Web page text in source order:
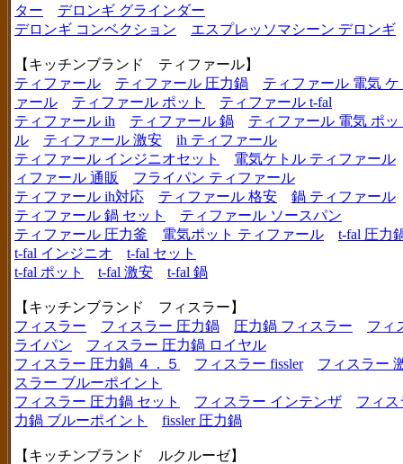
ター
デロンギ グラインダー
デロンギ コンベクション
エスプレッソマシーン デロンギ
【キッチンブランド ティファール】
ティファール
ティファール 圧力鍋
ティファール 電気 ケ
ァール
ティファール ポット
ティファール t-fal
ティファール ih
ティファール 鍋
ティファール 電気 ポッ
ル
ティファール 激安
ih ティファール
ティファール インジニオセット
電気ケトル ティファール
ィファール 通販
フライパン ティファール
ティファール ih対応
ティファール 格安
鍋 ティファール
ティファール 鍋 セット
ティファール ソースパン
ティファール 圧力釜
電気ポット ティファール
t-fal 圧力
t-fal インジニオ
t-fal セット
t-fal ポット
t-fal 激安 t-fal 鍋
【キッチンブランド フィスラー】
フィスラー
フィスラー 圧力鍋 圧力鍋 フィスラー
フィ
ライパン
フィスラー 圧力鍋 ロイヤル
フィスラー 圧力鍋 ４．５
フィスラー fissler
フィスラー
スラー ブルーポイント
フィスラー 圧力鍋 セット
フィスラー インテンザ
フィ
力鍋 ブルーポイント
fissler 圧力鍋
【キッチンブランド ルクルーゼ】